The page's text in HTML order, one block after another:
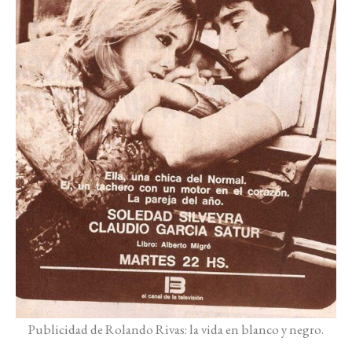
Publicidad de Rolando Rivas: la vida en blanco y negro.